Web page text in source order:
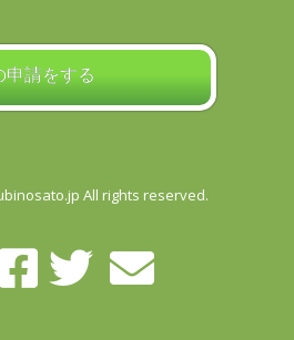
申請をする
All rights reserved.